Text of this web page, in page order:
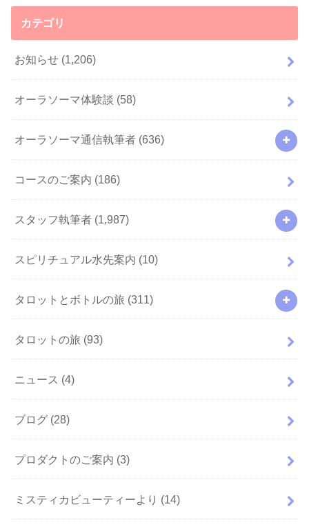
カテゴリ
お知らせ (1,206)
オーラソーマ体験談 (58)
オーラソーマ通信執筆者 (636)
コースのご案内 (186)
スタッフ執筆者 (1,987)
スピリチュアル水先案内 (10)
タロットとボトルの旅 (311)
タロットの旅 (93)
ニュース (4)
ブログ (28)
プロダクトのご案内 (3)
ミスティカビューティーより (14)